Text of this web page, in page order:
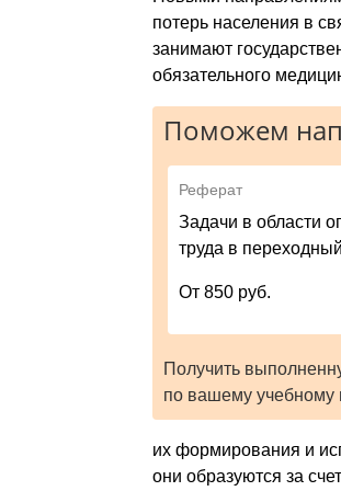
потерь населения в
занимают
обязательного
Поможем
Реферат
Задачи в области
труда в
От 850 руб.
Получить
по вашему учебному
их формирования и
они образуются за